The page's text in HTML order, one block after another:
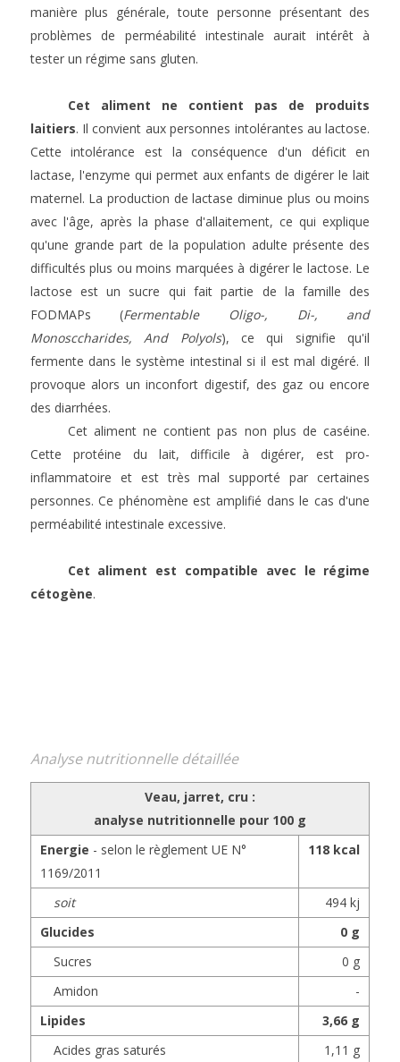
manière plus générale, toute personne présentant des
problèmes de perméabilité intestinale aurait intérêt à
tester un régime sans gluten.
Cet aliment ne contient pas de produits
laitiers. Il convient aux personnes intolérantes au lactose.
Cette intolérance est la conséquence d'un déficit en
lactase, l'enzyme qui permet aux enfants de digérer le lait
maternel. La production de lactase diminue plus ou moins
avec l'âge, après la phase d'allaitement, ce qui explique
qu'une grande part de la population adulte présente des
difficultés plus ou moins marquées à digérer le lactose. Le
lactose est un sucre qui fait partie de la famille des
FODMAPs (Fermentable Oligo-, Di-, and
Monosccharides, And Polyols), ce qui signifie qu'il
fermente dans le système intestinal si il est mal digéré. Il
provoque alors un inconfort digestif, des gaz ou encore
des diarrhées.
Cet aliment ne contient pas non plus de caséine.
Cette protéine du lait, difficile à digérer, est pro-
inflammatoire et est très mal supporté par certaines
personnes. Ce phénomène est amplifié dans le cas d'une
perméabilité intestinale excessive.
Cet aliment est compatible avec le régime
cétogène.
Analyse nutritionnelle détaillée
Veau, jarret, cru :
analyse nutritionnelle pour 100 g
Energie - selon le règlement UE N°
1169/2011
118 kcal
soit
494 kj
Glucides
0 g
Sucres
0 g
Amidon
-
Lipides
3,66 g
Acides gras saturés
1,11 g